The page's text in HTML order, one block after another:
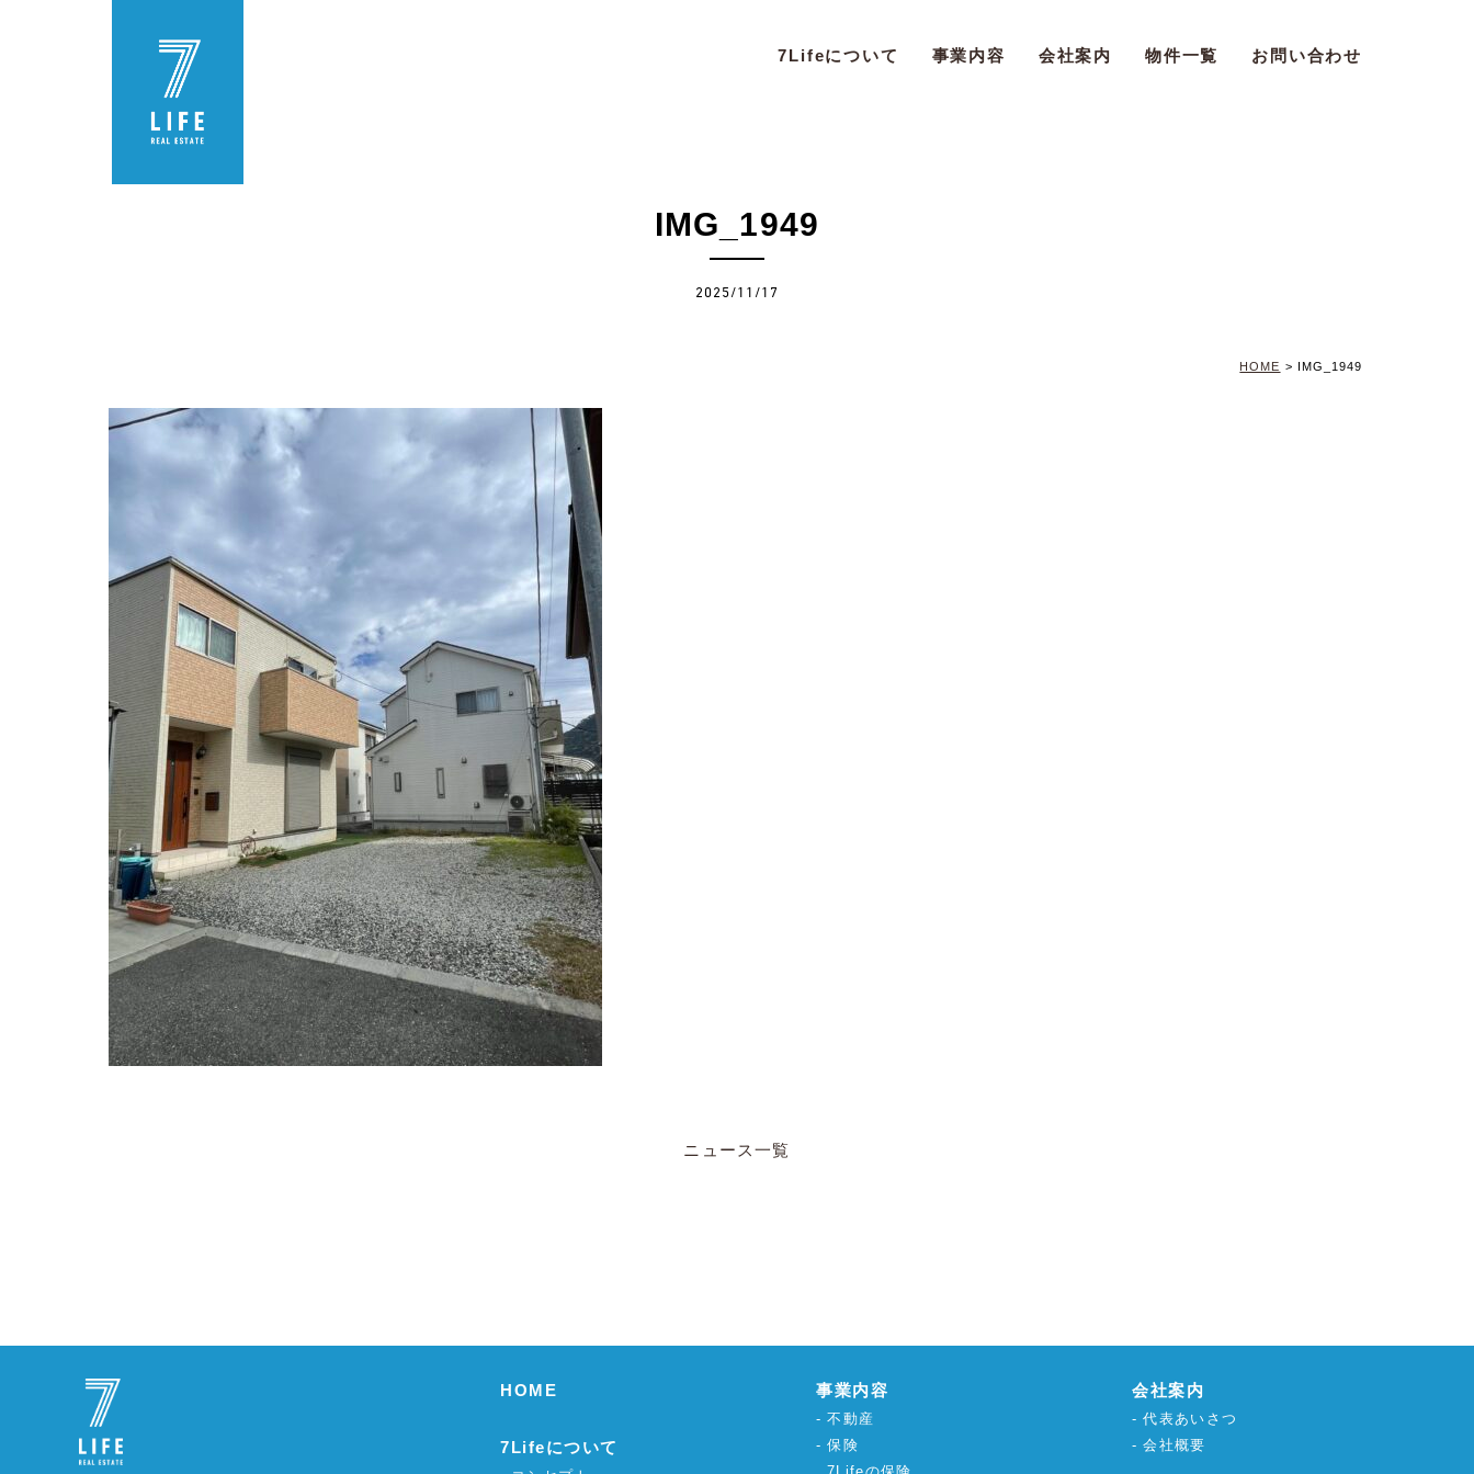
7Lifeについて 事業内容 会社案内 物件一覧 お問い合わせ
IMG_1949
2025/11/17
HOME > IMG_1949
ニュース一覧
HOME
7Lifeについて
事業内容
不動産
保険
会社案内
代表あいさつ
会社概要